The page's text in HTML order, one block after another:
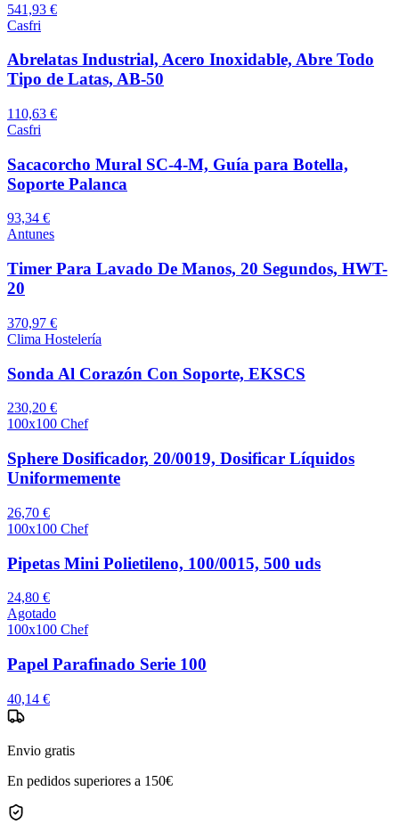
541,93 €
Casfri
Abrelatas Industrial, Acero Inoxidable, Abre Todo
Tipo de Latas, AB-50
110,63 €
Casfri
Sacacorcho Mural SC-4-M, Guía para Botella,
Soporte Palanca
93,34 €
Antunes
Timer Para Lavado De Manos, 20 Segundos, HWT-
20
370,97 €
Clima Hostelería
Sonda Al Corazón Con Soporte, EKSCS
230,20 €
100x100 Chef
Sphere Dosificador, 20/0019, Dosificar Líquidos
Uniformemente
26,70 €
100x100 Chef
Pipetas Mini Polietileno, 100/0015, 500 uds
24,80 €
Agotado
100x100 Chef
Papel Parafinado Serie 100
40,14 €
Envio gratis
En pedidos superiores a 150€